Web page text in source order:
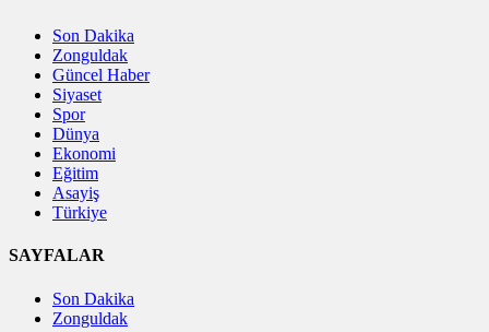
Son Dakika
Zonguldak
Güncel Haber
Siyaset
Spor
Dünya
Ekonomi
Eğitim
Asayiş
Türkiye
SAYFALAR
Son Dakika
Zonguldak